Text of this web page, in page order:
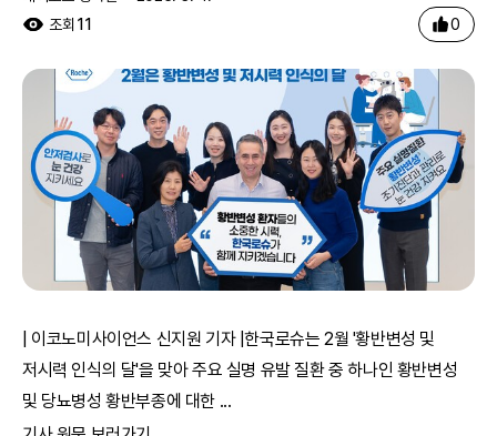
조회 11 0
| 이코노미사이언스 신지원 기자 |한국로슈는 2월 '황반변성 및
저시력 인식의 달'을 맞아 주요 실명 유발 질환 중 하나인 황반변성
및 당뇨병성 황반부종에 대한 ...